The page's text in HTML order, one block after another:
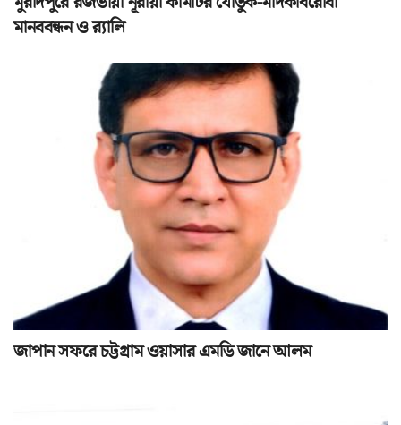
মানববন্ধন ও র‌্যালি
জাপান সফরে চট্টগ্রাম ওয়াসার এমডি জানে আলম